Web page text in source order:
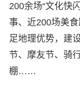
200余场“文化快
事、近200场美
足地理优势，建
节、摩友节、骑
棚……